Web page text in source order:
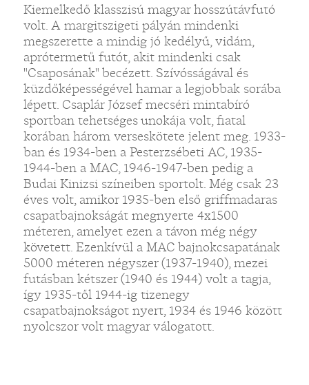
Kiemelkedő klasszisú magyar hosszútávfutó
volt. A margitszigeti pályán mindenki
megszerette a mindig jó kedélyű, vidám,
aprótermetű futót, akit mindenki csak
"Csaposának" becézett. Szívósságával és
küzdőképességével hamar a legjobbak sorába
lépett. Csaplár József mecséri mintabíró
sportban tehetséges unokája volt, fiatal
korában három verseskötete jelent meg. 1933-
ban és 1934-ben a Pesterzsébeti AC, 1935-
1944-ben a MAC, 1946-1947-ben pedig a
Budai Kinizsi színeiben sportolt. Még csak 23
éves volt, amikor 1935-ben első griffmadaras
csapatbajnokságát megnyerte 4x1500
méteren, amelyet ezen a távon még négy
követett. Ezenkívül a MAC bajnokcsapatának
5000 méteren négyszer (1937-1940), mezei
futásban kétszer (1940 és 1944) volt a tagja,
így 1935-től 1944-ig tizenegy
csapatbajnokságot nyert, 1934 és 1946 között
nyolcszor volt magyar válogatott.